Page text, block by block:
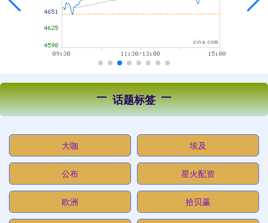
话题标签
大咖 埃及
公布 星火配资
欧洲 拾贝赢